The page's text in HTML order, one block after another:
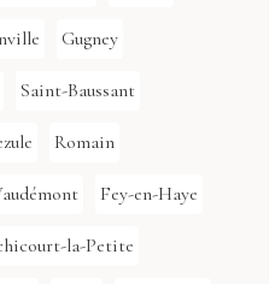
Gugney
Saint-Baussant
Romain
Fey-en-Haye
la-Petite